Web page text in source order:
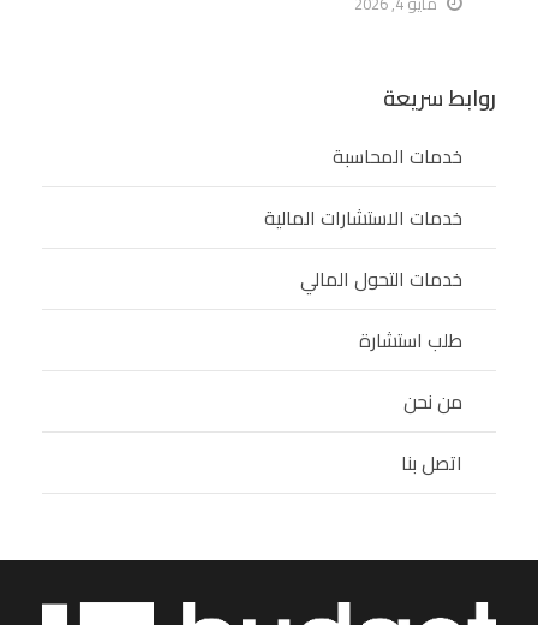
روابط سريعة
خدمات المحاسبة
خدمات الاستشارات المالية
خدمات التحول المالي
طلب استشارة
من نحن
اتصل بنا